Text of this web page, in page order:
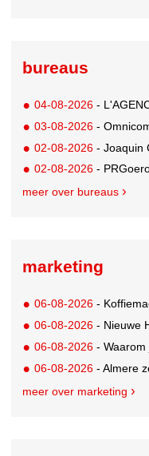
bureaus
04-08-2026 - L'AGENCY
03-08-2026 - Omnicom Media
02-08-2026 - Joaquin Cubria en
02-08-2026 - PRGoeroes
meer over bureaus
marketing
06-08-2026 -
06-08-2026 - Nieuwe HEMA-
06-08-2026 - Waarom je
06-08-2026 - Almere
meer over marketing